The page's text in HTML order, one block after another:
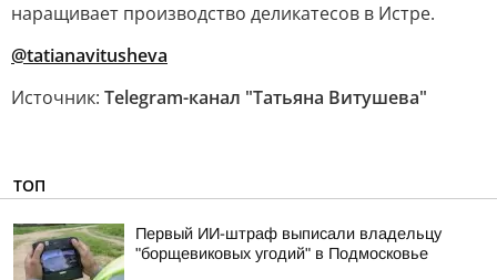
наращивает производство деликатесов в Истре.
@tatianavitusheva
Источник: Telegram-канал "Татьяна Витушева"
ТОП
Первый ИИ-штраф выписали владельцу
"борщевиковых угодий" в Подмосковье